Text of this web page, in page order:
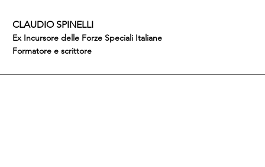
CLAUDIO SPINELLI
Ex Incursore delle Forze Speciali Italiane
Formatore e scrittore